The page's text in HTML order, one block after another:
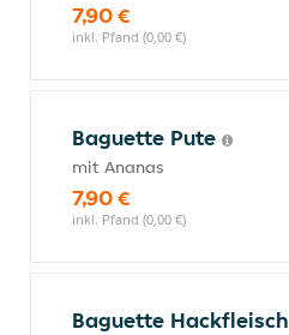
7,90 €
inkl. Pfand (0,00 €)
Baguette Pute
mit Ananas
7,90 €
inkl. Pfand (0,00 €)
Baguette Hackfleisch